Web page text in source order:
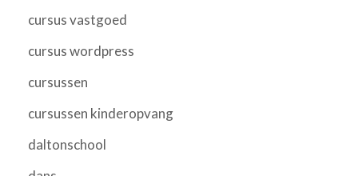
cursus vastgoed
cursus wordpress
cursussen
cursussen kinderopvang
daltonschool